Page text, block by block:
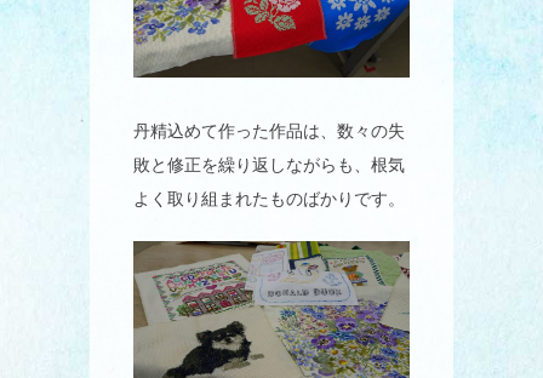
丹精込めて作った作品は、数々の失
敗と修正を繰り返しながらも、根気
よく取り組まれたものばかりです。